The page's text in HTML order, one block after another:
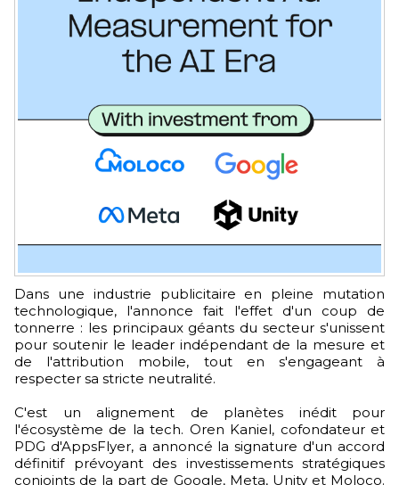
Dans une industrie publicitaire en pleine mutation
technologique, l'annonce fait l'effet d'un coup de
tonnerre : les principaux géants du secteur s'unissent
pour soutenir le leader indépendant de la mesure et
de l'attribution mobile, tout en s'engageant à
respecter sa stricte neutralité.
C'est un alignement de planètes inédit pour
l'écosystème de la tech. Oren Kaniel, cofondateur et
PDG d'AppsFlyer, a annoncé la signature d'un accord
définitif prévoyant des investissements stratégiques
conjoints de la part de Google, Meta, Unity et Moloco.